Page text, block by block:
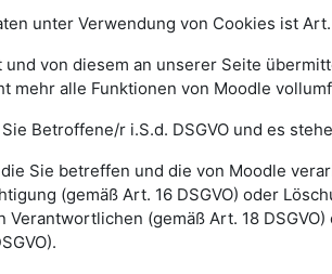
unter Verwendung von Cookies ist Art.
von diesem an unserer Seite
alle Funktionen von Moodle
Betroffene/r i.S.d. DSGVO und es
Sie betreffen und die von Moodle
(gemäß Art. 16 DSGVO) oder
(gemäß Art. 18